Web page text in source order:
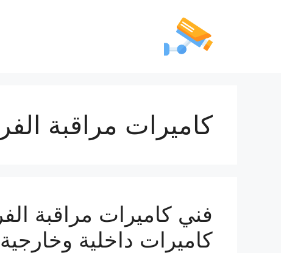
كاميرات مراقبة
كاميرات داخلية وخارجية